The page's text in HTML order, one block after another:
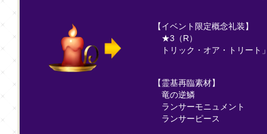
【イベント限定概念礼装】
★3（R）
トリック・オア・トリート
【霊基再臨素材】
竜の逆鱗
ランサーモニュメント
ランサーピース